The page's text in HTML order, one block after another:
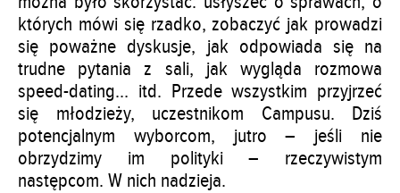
których mówi się rzadko, zobaczyć jak prowadzi
się poważne dyskusje, jak odpowiada się na
trudne pytania z sali, jak wygląda rozmowa
speed-dating… itd. Przede wszystkim przyjrzeć
się młodzieży, uczestnikom Campusu. Dziś
potencjalnym wyborcom, jutro – jeśli nie
obrzydzimy im polityki – rzeczywistym
następcom. W nich nadzieja.